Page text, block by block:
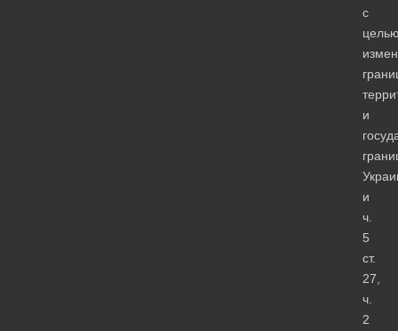
с
и
и
ч.
5
ст.
27,
ч.
2